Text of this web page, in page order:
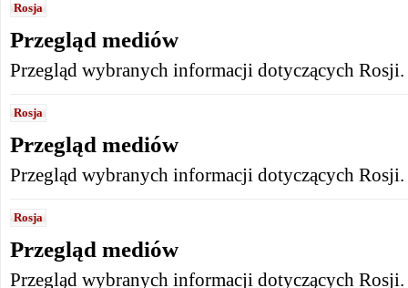
Rosja
Przegląd mediów
Przegląd wybranych informacji dotyczących Rosji.
Rosja
Przegląd mediów
Przegląd wybranych informacji dotyczących Rosji.
Rosja
Przegląd mediów
Przegląd wybranych informacji dotyczących Rosji.